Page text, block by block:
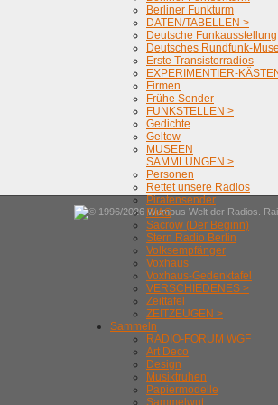
Berliner Funkturm
DATEN/TABELLEN >
Deutsche Funkausstellung
Deutsches Rundfunk-
Erste Transistorradios
EXPERIMENTIER-
Firmen
Frühe Sender
FUNKSTELLEN >
Gedichte
Geltow
MUSEEN
SAMMLUNGEN >
Personen
Rettet unsere Radios
Piratensender
RIAS
Sacrow (Der Beginn)
Stern Radio Berlin
Volksempfänger
Voxhaus
Voxhaus-Gedenktafel
VERSCHIEDENES >
Zeittafel
ZEITZEUGEN >
Sammeln
RADIO-FORUM WGF
Art Deco
Design
Musiktruhen
Papiermodelle
Sammelwut
© 1996/2026 Wumpus Welt der Radios.